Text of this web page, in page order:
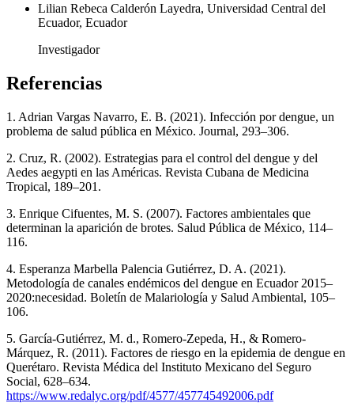
Lilian Rebeca Calderón Layedra, Universidad Central del
Ecuador, Ecuador
Investigador
Referencias
1. Adrian Vargas Navarro, E. B. (2021). Infección por dengue, un
problema de salud pública en México. Journal, 293–306.
2. Cruz, R. (2002). Estrategias para el control del dengue y del
Aedes aegypti en las Américas. Revista Cubana de Medicina
Tropical, 189–201.
3. Enrique Cifuentes, M. S. (2007). Factores ambientales que
determinan la aparición de brotes. Salud Pública de México, 114–
116.
4. Esperanza Marbella Palencia Gutiérrez, D. A. (2021).
Metodología de canales endémicos del dengue en Ecuador 2015–
2020:necesidad. Boletín de Malariología y Salud Ambiental, 105–
106.
5. García-Gutiérrez, M. d., Romero-Zepeda, H., & Romero-
Márquez, R. (2011). Factores de riesgo en la epidemia de dengue en
Querétaro. Revista Médica del Instituto Mexicano del Seguro
Social, 628–634.
https://www.redalyc.org/pdf/4577/457745492006.pdf